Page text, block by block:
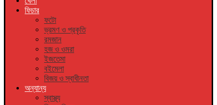
ফিচার
ফটো
ভ্রমণ ও প্রকৃতি
রমজান
হজ ও ওমরা
ইজতেমা
বইমেলা
বিজয় ও স্বাধীনতা
অন্যান্য
স্বাস্থ্য